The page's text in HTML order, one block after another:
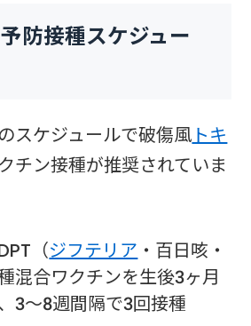
防接種スケジュー
スケジュールで破傷風 トキ
チン接種が推奨されていま
（ジフテリア ・百日咳・
混合ワクチンを生後3ヶ月
3〜8週間隔で3回接種